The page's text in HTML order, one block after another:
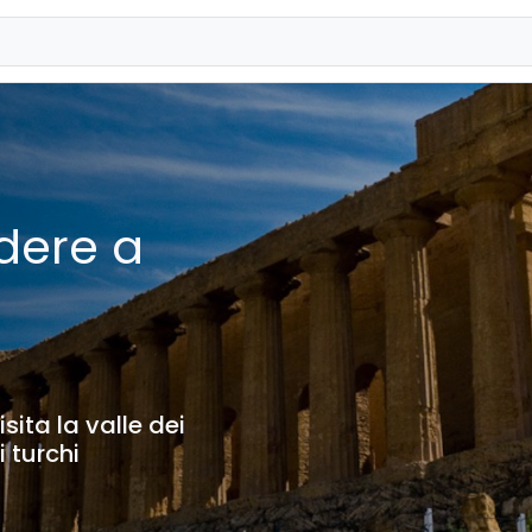
a
la valle dei
turchi